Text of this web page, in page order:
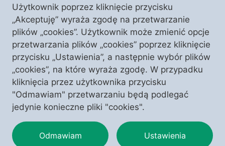
Czym jest piękno Polski? Czy tworzą je
wyłącznie krajobrazy i zabytki, czy może
przede wszystkim wiara, kultura i
historia, które przez stulecia
kształtowały naszą narodową
tożsamość? W temacie numeru autorzy
pokazują Polskę jako wspólnotę
zakorzenioną w chrześcijaństwie,
przypominając o jej duchowym
miejscu Matki Bożej w dziejach naszej
WESPRZYJ NAS
I ODBIERZ TEN NUMER
Użytkownik poprzez kliknięcie przycisku
„Akceptuję” wyraża zgodę na przetwarzanie
plików „cookies”. Użytkownik może zmienić opcje
przetwarzania plików „cookies” poprzez kliknięcie
przycisku „Ustawienia”, a następnie wybór plików
„cookies”, na które wyraża zgodę. W przypadku
kliknięcia przez użytkownika przycisku
"Odmawiam" przetwarzaniu będą podlegać
jedynie konieczne pliki "cookies".
Odmawiam Ustawienia